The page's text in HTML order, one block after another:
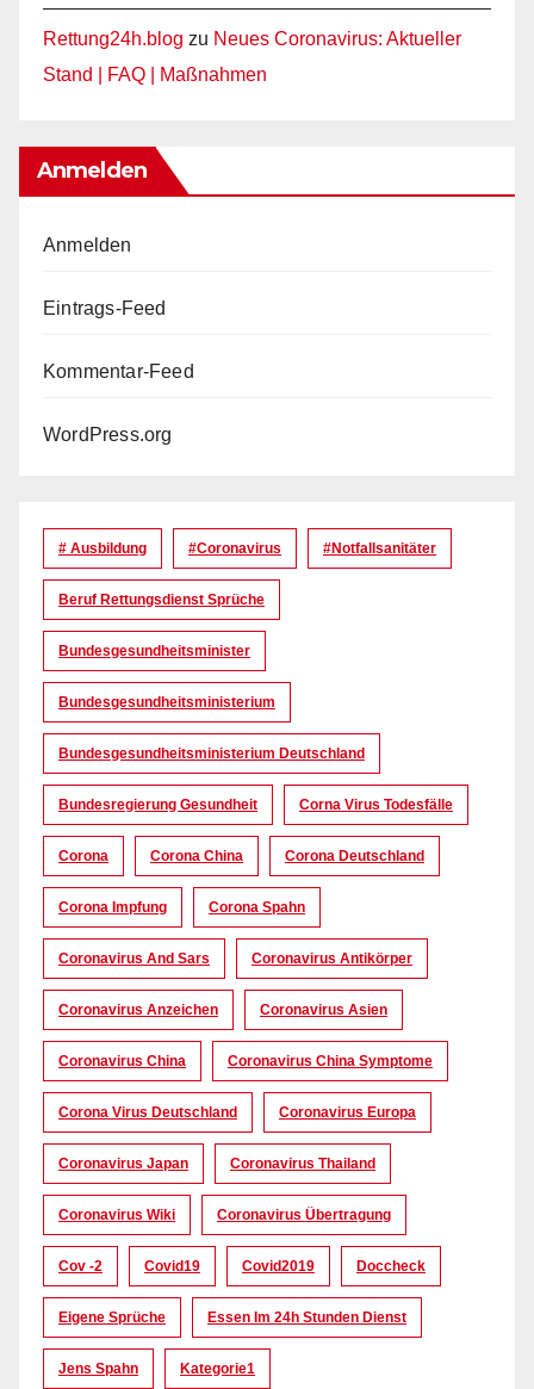
Rettung24h.blog zu Neues Coronavirus: Aktueller
Stand | FAQ | Maßnahmen
Anmelden
Anmelden
Eintrags-Feed
Kommentar-Feed
WordPress.org
# Ausbildung #coronavirus #Notfallsanitäter
Beruf Rettungsdienst Sprüche
Bundesgesundheitsminister
Bundesgesundheitsministerium
Bundesgesundheitsministerium Deutschland
Bundesregierung Gesundheit Corna Virus Todesfälle
Corona Corona China Corona Deutschland
Corona Impfung Corona Spahn
Coronavirus And Sars Coronavirus Antikörper
Coronavirus Anzeichen Coronavirus Asien
Coronavirus China Coronavirus China Symptome
Corona Virus Deutschland Coronavirus Europa
Coronavirus Japan Coronavirus Thailand
Coronavirus Wiki Coronavirus Übertragung
Cov -2 Covid19 Covid2019 Doccheck
Eigene Sprüche Essen Im 24h Stunden Dienst
Jens Spahn Kategorie1